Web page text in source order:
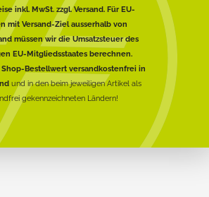
inkl. MwSt. zzgl. Versand. Für EU-
mit Versand-Ziel ausserhalb von
müssen wir die Umsatzsteuer des
EU-Mitgliedsstaates berechnen.
Bestellwert versandkostenfrei in
und in den beim jeweiligen Artikel als
gekennzeichneten Ländern!